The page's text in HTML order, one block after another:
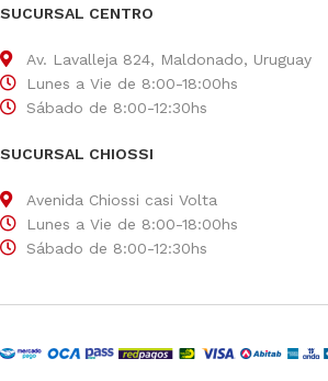
SUCURSAL CENTRO
Av. Lavalleja 824, Maldonado, Uruguay
Lunes a Vie de 8:00-18:00hs
Sábado de 8:00-12:30hs
SUCURSAL CHIOSSI
Avenida Chiossi casi Volta
Lunes a Vie de 8:00-18:00hs
Sábado de 8:00-12:30hs